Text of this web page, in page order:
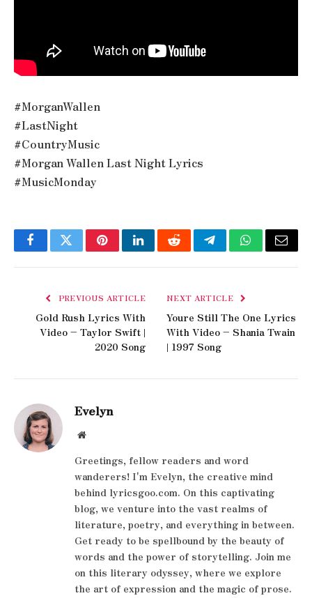
#MorganWallen
#LastNight
#CountryMusic
#Morgan Wallen Last Night Lyrics
#MusicMonday
FacebookTwitterPinterestLinkedInRedditTelegramWhatsApp
Email
PREVIOUS ARTICLE
Gold Rush Lyrics With
Video – Taylor Swift |
2020 Song
NEXT ARTICLE
Youre Still The One Lyrics
With Video – Shania Twain
| 1997 Song
Evelyn
Website
Greetings, fellow readers and word
wanderers! I'm Evelyn, the creative mind
behind lyricsgoo.com. On this captivating
blog, we venture into the vast realms of
literature, poetry, and everything in between.
Get ready to be spellbound by the beauty of
words and the power of storytelling. Join me
on this literary odyssey, where we explore
the art of expression and the magic of prose.